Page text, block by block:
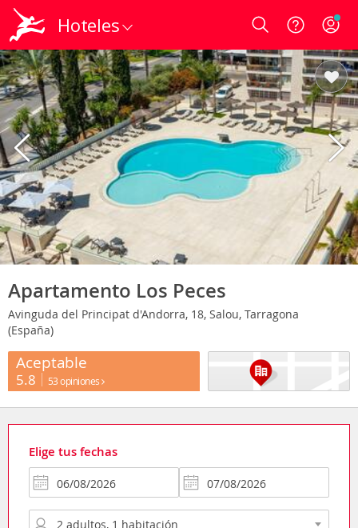
Hoteles Login
Apartamento Los Peces
Avinguda del Principat d'Andorra, 18, Salou, Tarragona
(España)
Aceptable
5.8 53 opiniones
Elige tus fechas